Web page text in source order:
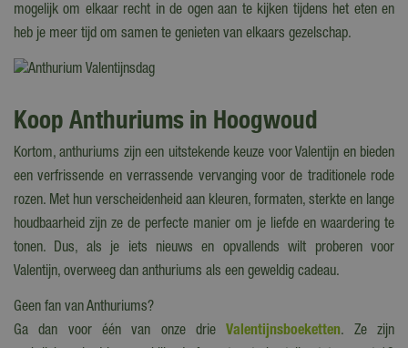
mogelijk om elkaar recht in de ogen aan te kijken tijdens het eten en
heb je meer tijd om samen te genieten van elkaars gezelschap.
Koop Anthuriums in Hoogwoud
Kortom, anthuriums zijn een uitstekende keuze voor Valentijn en bieden
een verfrissende en verrassende vervanging voor de traditionele rode
rozen. Met hun verscheidenheid aan kleuren, formaten, sterkte en lange
houdbaarheid zijn ze de perfecte manier om je liefde en waardering te
tonen. Dus, als je iets nieuws en opvallends wilt proberen voor
Valentijn, overweeg dan anthuriums als een geweldig cadeau.
Geen fan van Anthuriums?
Ga dan voor één van onze drie Valentijnsboeketten. Ze zijn